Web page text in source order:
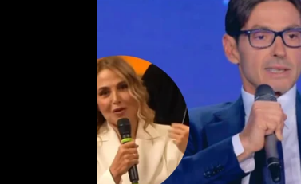
ESPLORA
Chi Siamo
Contatti
CONNETTITI